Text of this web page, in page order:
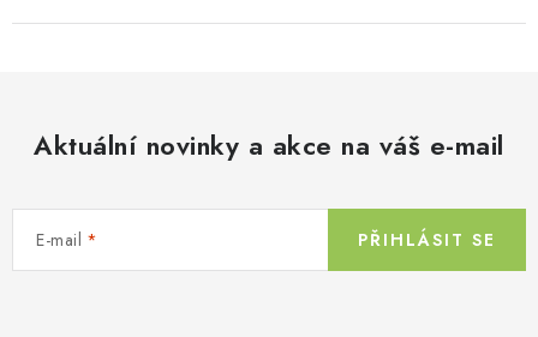
Aktuální novinky a akce na váš e-mail
E-mail PŘIHLÁSIT SE